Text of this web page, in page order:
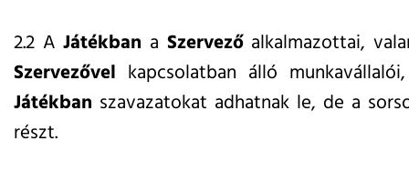
2.2 AJátékban a Szervezőalkalmazottai,
Szervezővel kapcsolatban álló
Játékban szavazatokat adhatnak le, de a
részt.